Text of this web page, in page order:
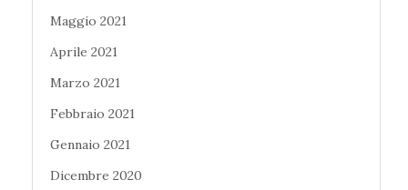
Maggio 2021
Aprile 2021
Marzo 2021
Febbraio 2021
Gennaio 2021
Dicembre 2020